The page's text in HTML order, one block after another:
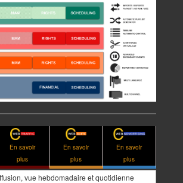
En savoir
plus
En savoir
plus
En savoir
plus
vue hebdomadaire et quotidienne